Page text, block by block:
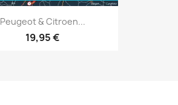
Peugeot & Citroen...
19,95 €